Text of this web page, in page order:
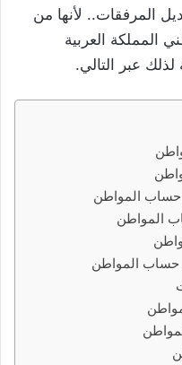
المرفقات.. لأنها من
المملكة العربية
عبر التالي.
حساب المواطن
المواطن
المواطن